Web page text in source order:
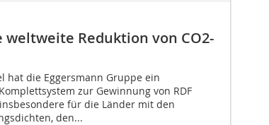
Reduktion von CO2-
hat die Eggersmann Gruppe ein
zur Gewinnung von RDF
für die Länder mit den
den...